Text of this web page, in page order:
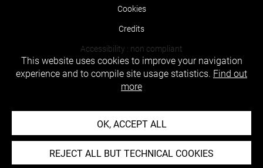
Cookies
Credits
Accessibility : non compliant
This website uses cookies to improve your navigation
experience and to compile site usage statistics. Find out
more
OK, ACCEPT ALL
REJECT ALL BUT TECHNICAL COOKIES